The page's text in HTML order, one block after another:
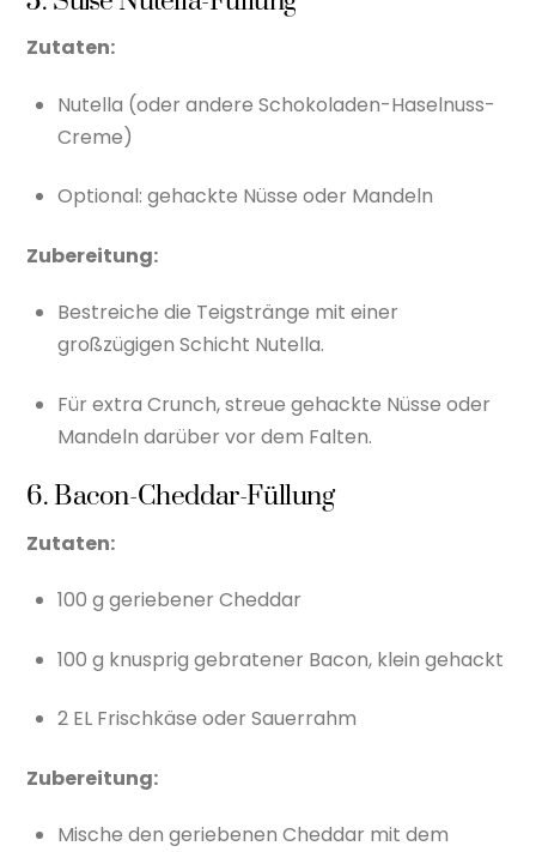
Zutaten:
Nutella (oder andere Schokoladen-Haselnuss-
Creme)
Optional: gehackte Nüsse oder Mandeln
Zubereitung:
Bestreiche die Teigstränge mit einer
großzügigen Schicht Nutella.
Für extra Crunch, streue gehackte Nüsse oder
Mandeln darüber vor dem Falten.
6. Bacon-Cheddar-Füllung
Zutaten:
100 g geriebener Cheddar
100 g knusprig gebratener Bacon, klein gehackt
2 EL Frischkäse oder Sauerrahm
Zubereitung:
Mische den geriebenen Cheddar mit dem